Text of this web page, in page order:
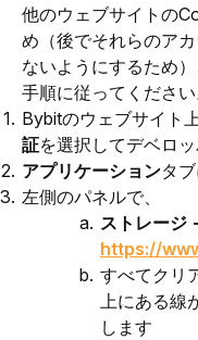
他のウェブサイトの
め（後でそれらのア
ないようにするため
手順に従ってください
Bybitのウェブサイト
証を選択してデベロ
アプリケーションタ
左側のパネルで、
ストレージ
https://
すべてクリ
上にある線
します